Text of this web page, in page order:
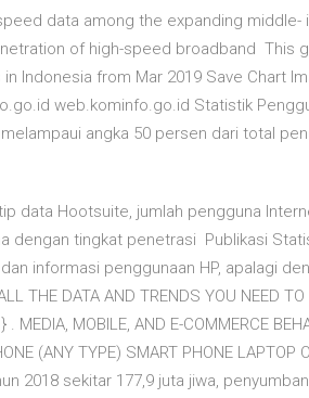
data among the expanding middle-
of high-speed broadband This
Indonesia from Mar 2019 Save Chart
web.kominfo.go.id Statistik
angka 50 persen dari total
data Hootsuite, jumlah pengguna
dengan tingkat penetrasi Publikasi
informasi penggunaan HP, apalagi
THE DATA AND TRENDS YOU NEED
MOBILE, AND E-COMMERCE
(ANY TYPE) SMART PHONE
2018 sekitar 177,9 juta jiwa,